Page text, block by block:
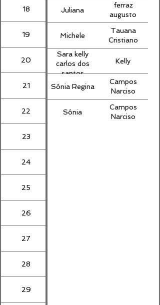
18
19
20
21
22
23
24
25
26
27
28
29
Juliana
ferraz
augusto
Michele
Tauana
Cristiano
Sara kelly
carlos dos
santos
Kelly
Sônia Regina
Campos
Narciso
Sônia
Campos
Narciso